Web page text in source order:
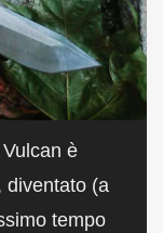
è
diventato (a
tempo